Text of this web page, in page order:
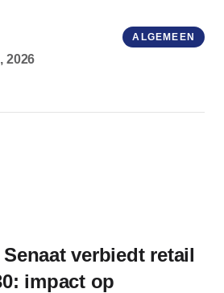
2026
ALGEMEEN
verbiedt retail
impact op